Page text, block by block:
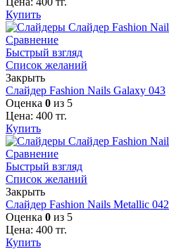
Купить
Сравнение
Быстрый взгляд
Список желаний
Закрыть
Слайдер Fashion Nails Galaxy 043
Оценка 0 из 5
Цена: 400 тг.
Купить
Сравнение
Быстрый взгляд
Список желаний
Закрыть
Слайдер Fashion Nails Metallic 042
Оценка 0 из 5
Цена: 400 тг.
Купить